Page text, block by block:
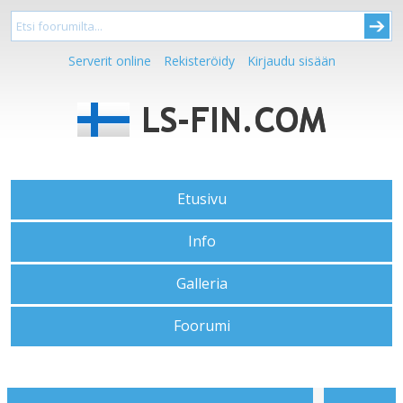
Serverit online Rekisteröidy Kirjaudu sisään
Etusivu
Info
Galleria
Foorumi